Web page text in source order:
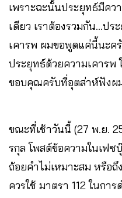
เพราะฉะนั้นประยุทธ์มีคว
เดียว เราต้องรวมกัน…ป
เคารพ ผมขอพูดแค่นี้นะค
ประยุทธ์ด้วยความเคารพ
ขอบคุณครับที่อุตส่าห์ฟังผ
ขณะที่เช้าวันนี้ (27 พ.ย.
รกุล โพสต์ข้อความในเฟซ
ถ้อยคำไม่เหมาะสม หรือ
ควรใช้ มาตรา 112 ในกา